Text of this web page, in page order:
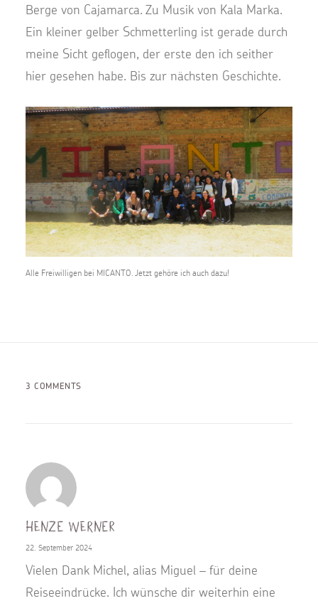
Berge von Cajamarca. Zu Musik von Kala Marka.
Ein kleiner gelber Schmetterling ist gerade durch
meine Sicht geflogen, der erste den ich seither
hier gesehen habe. Bis zur nächsten Geschichte.
Alle Freiwilligen bei MICANTO. Jetzt gehöre ich auch dazu!
3 COMMENTS
Henze Werner
22. September 2024
Vielen Dank Michel, alias Miguel – für deine
Reiseeindrücke. Ich wünsche dir weiterhin eine